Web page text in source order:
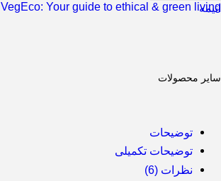
VegEco: Your guide to ethical & green living
انیمه
سایر محصولات
توضیحات
توضیحات تکمیلی
نظرات (6)